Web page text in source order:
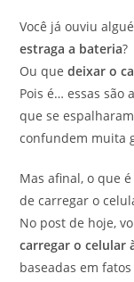
Você já ouviu
estraga a bateria?
Ou quedeixar o
Pois é… essas são
que se
confundem muita
Mas afinal, o que
de carregar o
No post de hoje,
carregar o celular
baseadas em